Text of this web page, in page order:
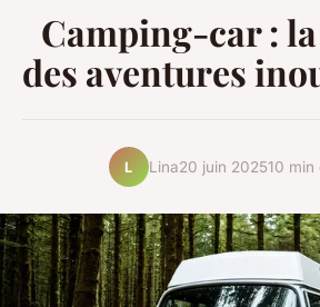
Camping-car :
des aventures
L Lina20 juin 202510 min